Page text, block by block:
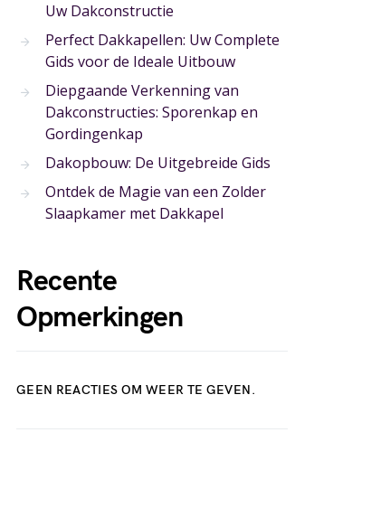
Uw Dakconstructie
Perfect Dakkapellen: Uw Complete
Gids voor de Ideale Uitbouw
Diepgaande Verkenning van
Dakconstructies: Sporenkap en
Gordingenkap
Dakopbouw: De Uitgebreide Gids
Ontdek de Magie van een Zolder
Slaapkamer met Dakkapel
Recente
Opmerkingen
GEEN REACTIES OM WEER TE GEVEN.